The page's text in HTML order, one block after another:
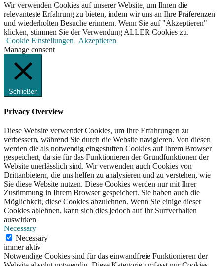
Wir verwenden Cookies auf unserer Website, um Ihnen die
relevanteste Erfahrung zu bieten, indem wir uns an Ihre Präferenzen
und wiederholten Besuche erinnern. Wenn Sie auf "Akzeptieren"
klicken, stimmen Sie der Verwendung ALLER Cookies zu.
Cookie Einstellungen
Akzeptieren
Manage consent
Schließen
Privacy Overview
Diese Website verwendet Cookies, um Ihre Erfahrungen zu
verbessern, während Sie durch die Website navigieren. Von diesen
werden die als notwendig eingestuften Cookies auf Ihrem Browser
gespeichert, da sie für das Funktionieren der Grundfunktionen der
Website unerlässlich sind. Wir verwenden auch Cookies von
Drittanbietern, die uns helfen zu analysieren und zu verstehen, wie
Sie diese Website nutzen. Diese Cookies werden nur mit Ihrer
Zustimmung in Ihrem Browser gespeichert. Sie haben auch die
Möglichkeit, diese Cookies abzulehnen. Wenn Sie einige dieser
Cookies ablehnen, kann sich dies jedoch auf Ihr Surfverhalten
auswirken.
Necessary
Necessary
immer aktiv
Notwendige Cookies sind für das einwandfreie Funktionieren der